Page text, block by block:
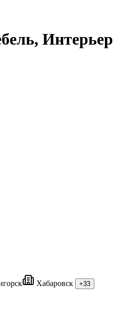
Интерьер
Хабаровск +33